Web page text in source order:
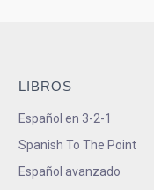
LIBROS
Español en 3-2-1
Spanish To The Point
Español avanzado